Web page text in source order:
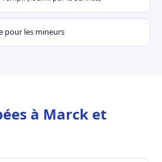
pour les mineurs
à Marck et